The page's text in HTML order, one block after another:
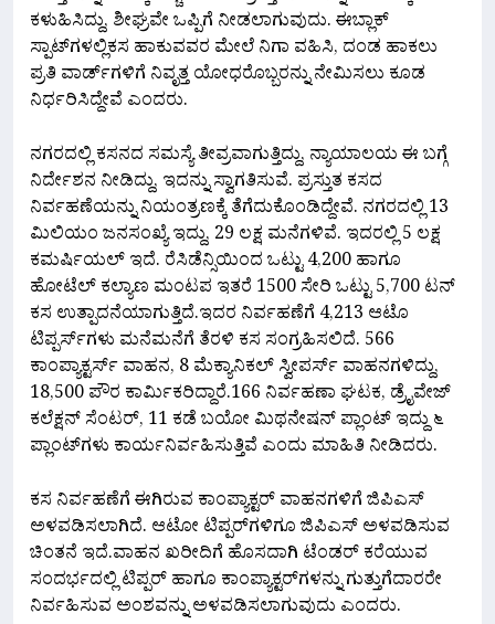
ಕಳುಹಿಸಿದ್ದು, ಶೀಘ್ರವೇ ಒಪ್ಪಿಗೆ ನೀಡಲಾಗುವುದು. ಈ‌ಬ್ಲಾಕ್‌
ಸ್ಪಾಟ್‌ಗಳಲ್ಲಿ‌ಕಸ ಹಾಕುವವರ‌ ಮೇಲೆ ನಿಗಾ ವಹಿಸಿ, ದಂಡ ಹಾಕಲು
ಪ್ರತಿ ವಾರ್ಡ್‌ಗಳಿಗೆ ನಿವೃತ್ತ ಯೋಧರೊಬ್ಬರನ್ನು ನೇಮಿಸಲು ಕೂಡ
ನಿರ್ಧರಿಸಿದ್ದೇವೆ ಎಂದರು.
ನಗರದಲ್ಲಿ ಕಸನದ ಸಮಸ್ಯೆ ತೀವ್ರವಾಗುತ್ತಿದ್ದು, ನ್ಯಾಯಾಲಯ ಈ ಬಗ್ಗೆ
ನಿರ್ದೇಶನ ನೀಡಿದ್ದು, ಇದನ್ನು ಸ್ವಾಗತಿಸುವೆ. ಪ್ರಸ್ತುತ ಕಸದ
ನಿರ್ವಹಣೆಯನ್ನು‌ ನಿಯಂತ್ರಣಕ್ಕೆ ತೆಗೆದುಕೊಂಡಿದ್ದೇವೆ. ನಗರದಲ್ಲಿ 13
ಮಿಲಿಯಂ ಜನಸಂಖ್ಯೆ ಇದ್ದು, 29 ಲಕ್ಷ ಮನೆಗಳಿವೆ. ಇದರಲ್ಲಿ 5 ಲಕ್ಷ
ಕಮರ್ಷಿಯಲ್ ಇದೆ. ರೆಸಿಡೆನ್ಸಿ‌ಯಿಂದ ಒಟ್ಟು 4,200 ಹಾಗೂ
ಹೋಟೆಲ್‌ ಕಲ್ಯಾಣ ಮಂಟಪ ಇತರೆ 1500 ಸೇರಿ ಒಟ್ಟು 5,700 ಟನ್
ಕಸ ಉತ್ಪಾದನೆಯಾಗುತ್ತಿದೆ.ಇದರ ನಿರ್ವಹಣೆಗೆ 4,213 ಆಟೊ
ಟಿಪ್ಪರ್ಸ್‌ಗಳು ಮನೆಮನೆಗೆ ತೆರಳಿ ಕಸ ಸಂಗ್ರಹಿಸಲಿದೆ. 566
ಕಾಂಪ್ಯಾಕ್ಟರ್ಸ್ ವಾಹನ, 8 ಮೆಕ್ಯಾನಿಕಲ್ ಸ್ವೀಪರ್ಸ್ ವಾಹನಗಳಿದ್ದು,
18,500 ಪೌರ ಕಾರ್ಮಿಕರಿದ್ದಾರೆ.166 ನಿರ್ವಹಣಾ ಘಟಕ, ಡ್ರೈವೇಜ್
ಕಲೆಕ್ಷನ್ ಸೆಂಟರ್, 11 ಕಡೆ ಬಯೋ ಮಿಥನೇಷನ್ ಪ್ಲಾಂಟ್‌ ಇದ್ದು ೬
ಪ್ಲಾಂಟ್‌ಗಳು ಕಾರ್ಯ‌ನಿರ್ವಹಿಸುತ್ತಿವೆ ಎಂದು ಮಾಹಿತಿ ನೀಡಿದರು.
ಕಸ ನಿರ್ವಹಣೆಗೆ ಈಗಿರುವ ಕಾಂಪ್ಯಾಕ್ಟರ್‌ ವಾಹನಗಳಿಗೆ ಜಿಪಿಎಸ್‌
ಅಳವಡಿಸಲಾಗಿದೆ. ಆಟೋ ಟಿಪ್ಪರ್‌ಗಳಿಗೂ ಜಿಪಿಎಸ್‌ ಅಳವಡಿಸುವ
ಚಿಂತನೆ ಇದೆ.ವಾಹನ ಖರೀದಿಗೆ ಹೊಸದಾಗಿ ಟೆಂಡರ್ ಕರೆಯುವ
ಸಂದರ್ಭದಲ್ಲಿ ಟಿಪ್ಪರ್ ಹಾಗೂ ಕಾಂಪ್ಯಾಕ್ಟರ್‌ಗಳನ್ನು ಗುತ್ತುಗೆದಾರರೇ
ನಿರ್ವಹಿಸುವ ಅಂಶವನ್ನು ಅಳವಡಿಸಲಾಗುವುದು ಎಂದರು.